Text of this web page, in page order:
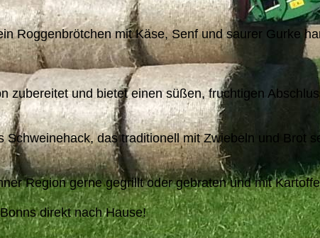
Roggenbrötchen mit Käse, Senf und saurer Gurke
zubereitet und bietet einen süßen, fruchtigen
Schweinehack, das traditionell mit Zwiebeln und Brot
Region gerne gegrillt oder gebraten und mit
direkt nach Hause!